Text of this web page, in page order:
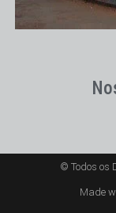
© Todos os
Made